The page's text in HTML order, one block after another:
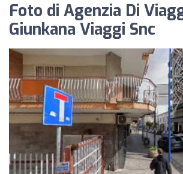
Foto di Agenzia Di
Giunkana Viaggi Snc